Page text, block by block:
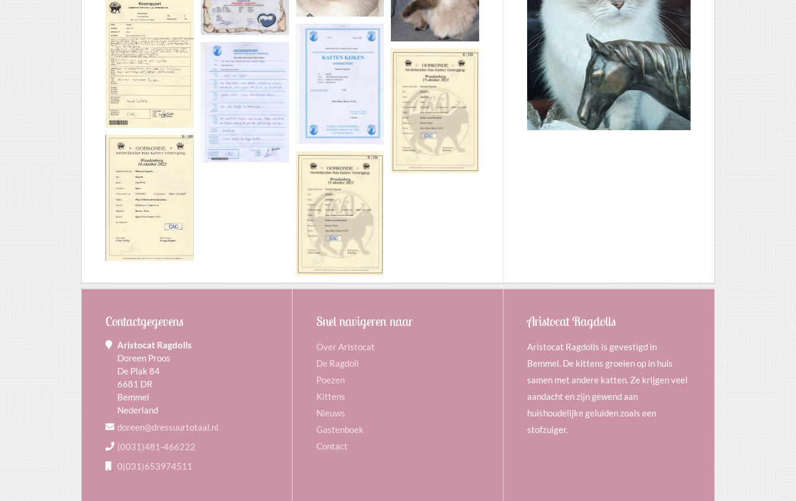
Contactgegevens
Aristocat Ragdolls
Doreen Proos
De Plak 84
6681 DR
Bemmel
Nederland
doreen@dressuurtotaal.nl
(0031)481-466222
0(031)653974511
Snel navigeren naar
Over Aristocat
De Ragdoll
Poezen
Kittens
Nieuws
Gastenboek
Contact
Aristocat Ragdolls
Aristocat Ragdolls is gevestigd in
Bemmel. De kittens groeien op in huis
samen met andere katten. Ze krijgen veel
aandacht en zijn gewend aan
huishoudelijke geluiden zoals een
stofzuiger.